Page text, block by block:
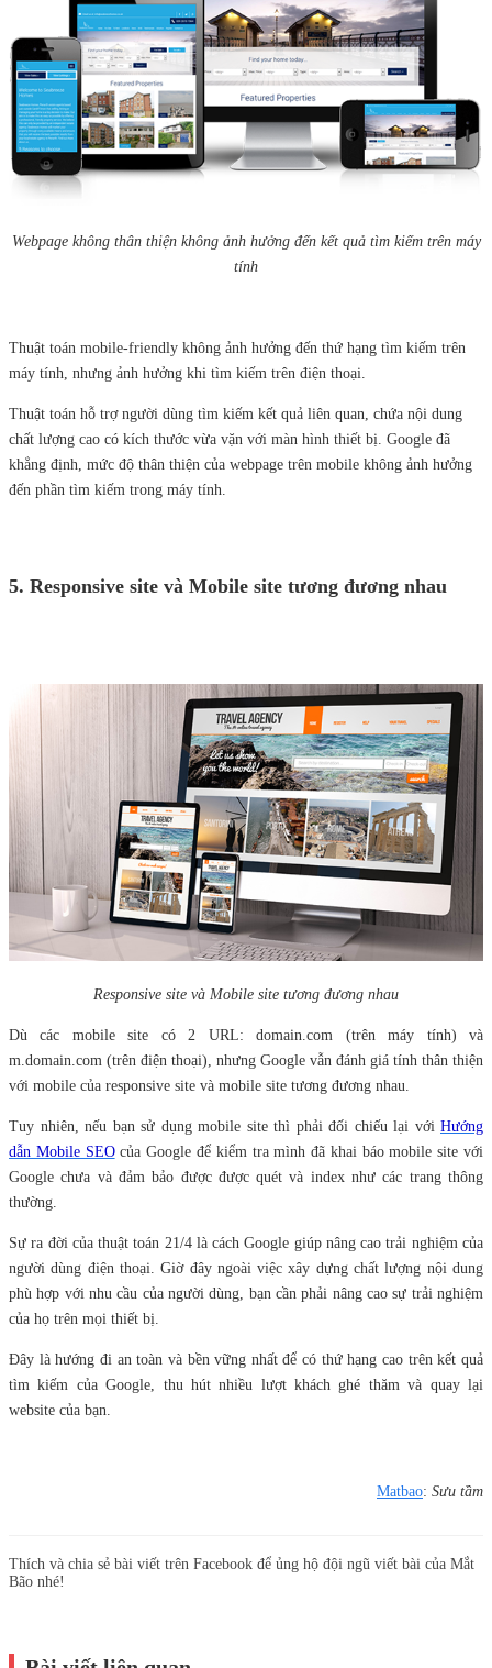
Webpage không thân thiện không ảnh hưởng đến kết quả tìm kiếm trên máy
tính
Thuật toán mobile-friendly không ảnh hưởng đến thứ hạng tìm kiếm trên
máy tính, nhưng ảnh hưởng khi tìm kiếm trên điện thoại.
Thuật toán hỗ trợ người dùng tìm kiếm kết quả liên quan, chứa nội dung
chất lượng cao có kích thước vừa vặn với màn hình thiết bị. Google đã
khẳng định, mức độ thân thiện của webpage trên mobile không ảnh hưởng
đến phần tìm kiếm trong máy tính.
5. Responsive site và Mobile site tương đương nhau
Responsive site và Mobile site tương đương nhau
Dù các mobile site có 2 URL: domain.com (trên máy tính) và
m.domain.com (trên điện thoại), nhưng Google vẫn đánh giá tính thân thiện
với mobile của responsive site và mobile site tương đương nhau.
Tuy nhiên, nếu bạn sử dụng mobile site thì phải đối chiếu lại với Hướng
dẫn Mobile SEOcủa Google để kiểm tra mình đã khai báo mobile site với
Google chưa và đảm bảo được được quét và index như các trang thông
thường.
Sự ra đời của thuật toán 21/4 là cách Google giúp nâng cao trải nghiệm của
người dùng điện thoại. Giờ đây ngoài việc xây dựng chất lượng nội dung
phù hợp với nhu cầu của người dùng, bạn cần phải nâng cao sự trải nghiệm
của họ trên mọi thiết bị.
Đây là hướng đi an toàn và bền vững nhất để có thứ hạng cao trên kết quả
tìm kiếm của Google, thu hút nhiều lượt khách ghé thăm và quay lại
website của bạn.
Matbao: Sưu tầm
Thích và chia sẻ bài viết trên Facebook để ủng hộ đội ngũ viết bài của Mắt
Bão nhé!